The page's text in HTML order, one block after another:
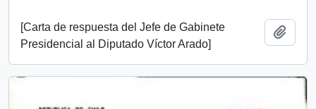
[Carta de respuesta del Jefe de Gabinete
Presidencial al Diputado Víctor Arado]